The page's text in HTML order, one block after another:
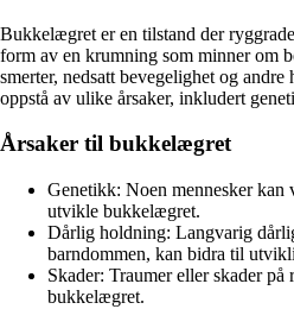
Bukkelægret er en tilstand der
form av en krumning som minner om
smerter, nedsatt bevegelighet og
oppstå av ulike årsaker, inkludert
Årsaker til bukkelægret
Genetikk: Noen mennesker kan
utvikle bukkelægret.
Dårlig holdning: Langvarig
barndommen, kan bidra til
Skader: Traumer eller skader
bukkelægret.